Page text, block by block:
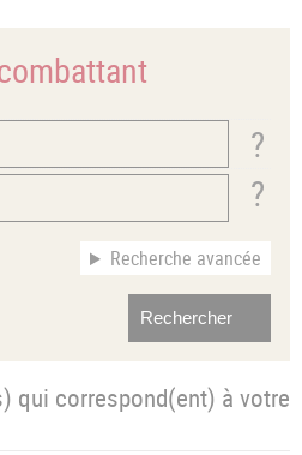
Recherche avancée
qui correspond(ent) à votre